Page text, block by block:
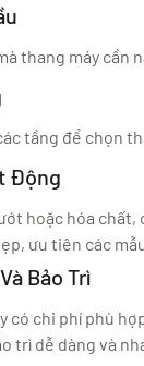
thang máy cần
tầng để chọn
Động
hoặc hóa
ưu tiên các
Bảo Trì
có chi phí phù
trì dễ dàng và